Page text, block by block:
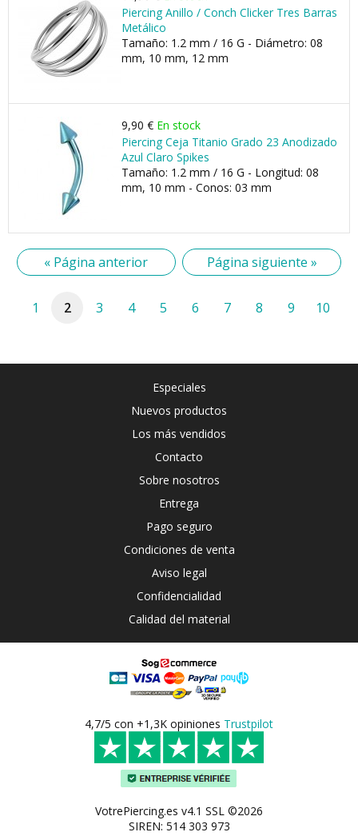
Piercing Anillo / Conch Clicker Tres Barras
Metálico
Tamaño: 1.2 mm / 16 G - Diámetro: 08
mm, 10 mm, 12 mm
9,90 € En stock
Piercing Ceja Titanio Grado 23 Anodizado
Azul Claro Spikes
Tamaño: 1.2 mm / 16 G - Longitud: 08
mm, 10 mm - Conos: 03 mm
« Página anterior Página siguiente »
1 2 3 4 5 6 7 8 9 10
Especiales
Nuevos productos
Los más vendidos
Contacto
Sobre nosotros
Entrega
Pago seguro
Condiciones de venta
Aviso legal
Confidencialidad
Calidad del material
4,7/5 con +1,3K opiniones Trustpilot
VotrePiercing.es v4.1 SSL ©2026
SIREN: 514 303 973